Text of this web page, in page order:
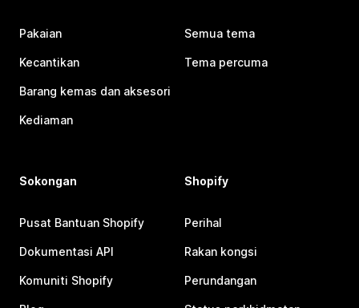
Pakaian
Kecantikan
Barang kemas dan aksesori
Kediaman
Semua tema
Tema percuma
Sokongan
Pusat Bantuan Shopify
Dokumentasi API
Komuniti Shopify
Shopify
Perihal
Rakan kongsi
Perundangan